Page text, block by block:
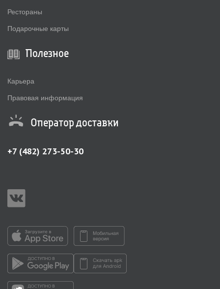
Рестораны
Подарочные карты
Полезное
Карьера
Правовая информация
Оператор доставки
+7 (482) 273-50-30